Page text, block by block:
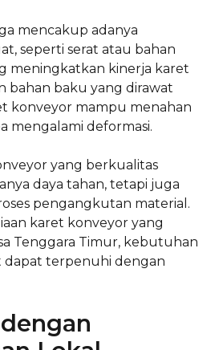
mencakup adanya
seperti serat atau bahan
meningkatkan kinerja karet
bahan baku yang dirawat
konveyor mampu menahan
mengalami deformasi.
yang berkualitas
daya tahan, tetapi juga
pengangkutan material.
karet konveyor yang
Tenggara Timur, kebutuhan
dapat terpenuhi dengan